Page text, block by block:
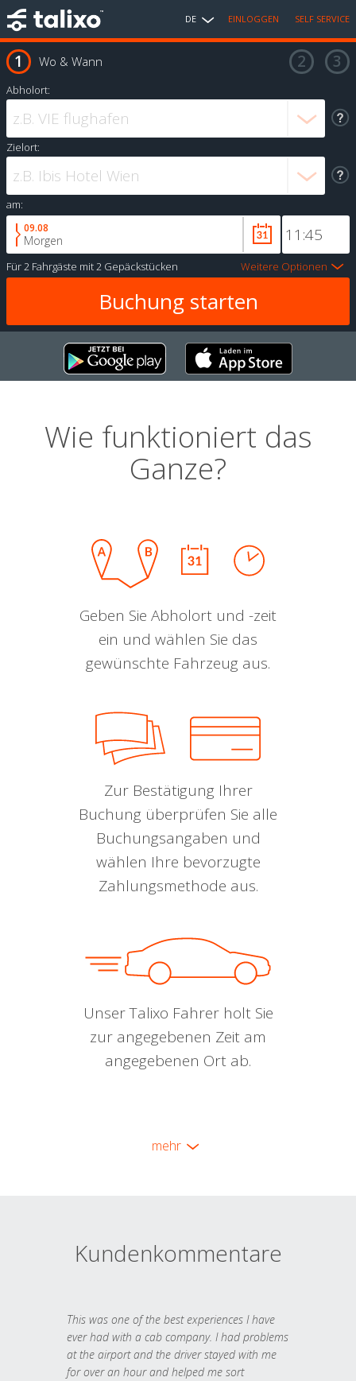
DE EINLOGGEN SELF SERVICE
Wo & Wann
Abholort:
Zielort:
am:
09.08
Morgen
Für2 Fahrgäste mit2 Gepäckstücken Weitere Optionen
Wie funktioniert das
Ganze?
Geben Sie Abholort und -zeit
ein und wählen Sie das
gewünschte Fahrzeug aus.
Zur Bestätigung Ihrer
Buchung überprüfen Sie alle
Buchungsangaben und
wählen Ihre bevorzugte
Zahlungsmethode aus.
Unser Talixo Fahrer holt Sie
zur angegebenen Zeit am
angegebenen Ort ab.
mehr
Kundenkommentare
This was one of the best experiences I have
ever had with a cab company. I had problems
at the airport and the driver stayed with me
for over an hour and helped me sort